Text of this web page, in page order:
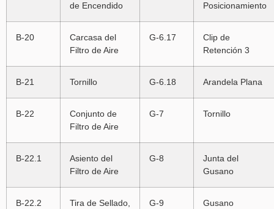
de Encendido
Posicionamiento
B-20
Carcasa del
Filtro de Aire
G-6.17
Clip de
Retención 3
B-21 Tornillo G-6.18 Arandela Plana
B-22
Conjunto de
Filtro de Aire
G-7 Tornillo
B-22.1
Asiento del
Filtro de Aire
G-8
Junta del
Gusano
B-22.2
Tira de Sellado,
G-9
Gusano